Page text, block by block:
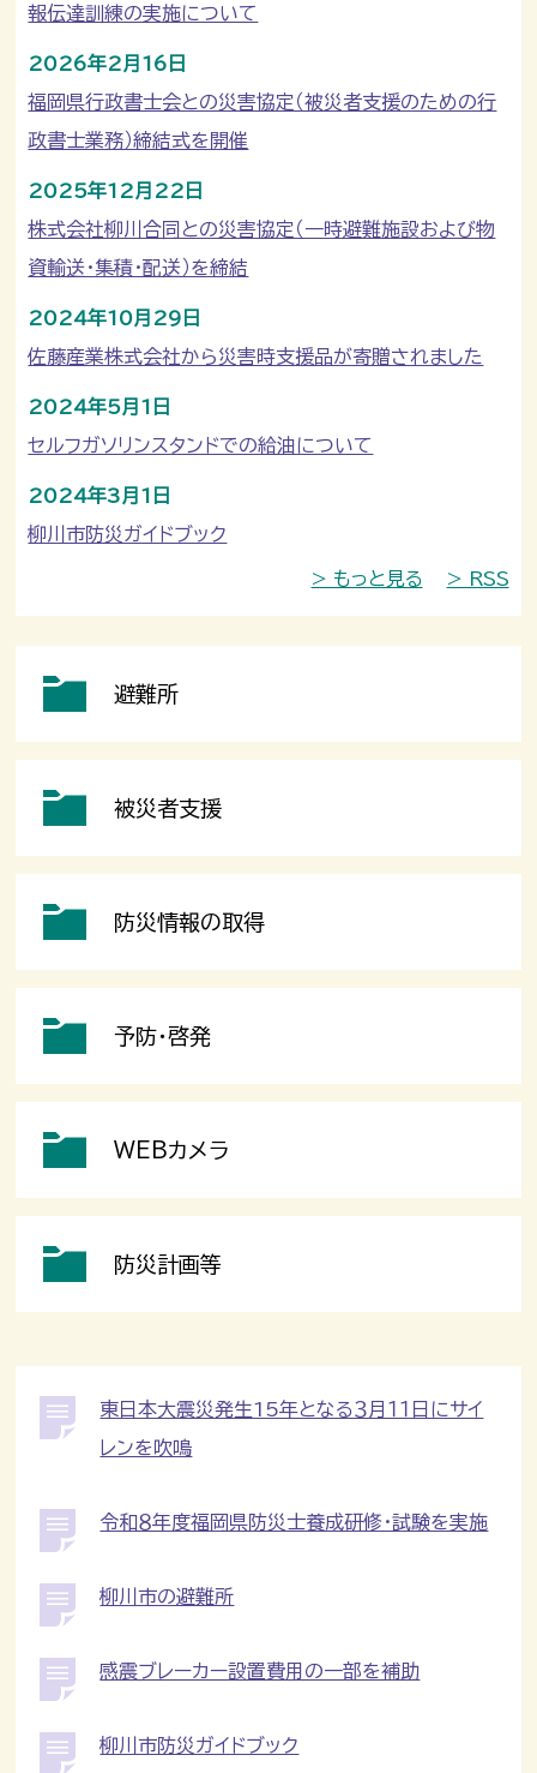
報伝達訓練の実施について
2026年2月16日
福岡県行政書士会との災害協定（被災者支援のための行
政書士業務）締結式を開催
2025年12月22日
株式会社柳川合同との災害協定（一時避難施設および物
資輸送・集積・配送）を締結
2024年10月29日
佐藤産業株式会社から災害時支援品が寄贈されました
2024年5月1日
セルフガソリンスタンドでの給油について
2024年3月1日
柳川市防災ガイドブック
> もっと見る > RSS
避難所
被災者支援
防災情報の取得
予防・啓発
WEBカメラ
防災計画等
東日本大震災発生15年となる３月１１日にサイ
レンを吹鳴
令和８年度福岡県防災士養成研修・試験を実施
柳川市の避難所
感震ブレーカー設置費用の一部を補助
柳川市防災ガイドブック